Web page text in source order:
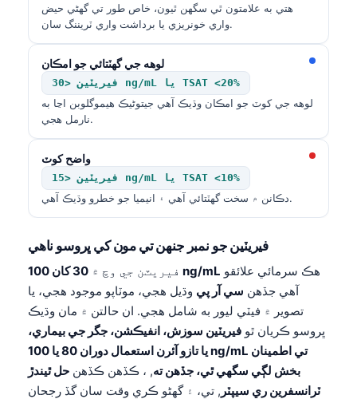
هتي به علامتون ٿي سگهن ٿيون، خاص طور تي گهڻي حيض
واري خونريزي يا برداشت واري ٽريننگ سان.
لوهه جي گهٽتائي جو امڪان
فيريٽين <30 ng/mL يا TSAT <20%
لوهه جي کوٽ جو امڪان وڌيڪ آهي جيتوڻيڪ هيموگلوبن اڃا به
نارمل هجي.
واضح کوٽ
فيريٽين <15 ng/mL يا TSAT <10%
دڪانن ۾ سخت گهٽتائي آهي ۽ انيميا جو خطرو وڌيڪ آهي.
فيريٽين جو نمبر جنهن تي مون کي ڀروسو ناهي
فيريٽن جي وچ ۾ 30 کان 100 ng/mL
آهي جڏهن سي آر پي وڌيل هجي، موٽاپو موجود هجي، يا
تصوير ۾ فيٽي ليور به شامل هجي. ان حالتن ۾ مان وڌيڪ
ڀروسو ڪريان ٿو فيريٽين سوزش، انفيڪشن، جگر جي بيماري،
يا تازو آئرن استعمال دوران 80 يا 100 ng/mL تي اطمينان
بخش لڳي سگهي ٿي، جڏهن ته, ، ڪڏهن ڪڏهن حل ٿيندڙ
ٽرانسفرين ري سيپٽر , تي، ۽ گهڻو ڪري وقت سان گڏ رجحان
ไทย
ဗမာစာ
ភាសាខ្មែរ
Kiswahili
Українська
Català
Қазақ тілі
Suomi
Hrvatski
Slovenčina
كوردی‎
پښتو
සිංහල